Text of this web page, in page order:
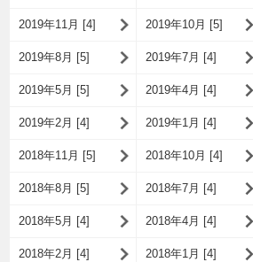
2019年11月 [4] 2019年10月 [5]
2019年8月 [5] 2019年7月 [4]
2019年5月 [5] 2019年4月 [4]
2019年2月 [4] 2019年1月 [4]
2018年11月 [5] 2018年10月 [4]
2018年8月 [5] 2018年7月 [4]
2018年5月 [4] 2018年4月 [4]
2018年2月 [4] 2018年1月 [4]